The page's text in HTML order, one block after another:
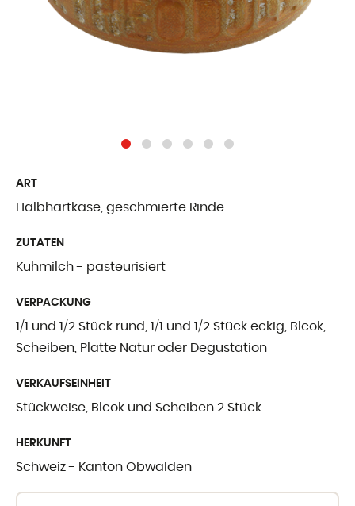
Freiburger
Käse aus dem
die Händler
ART
Halbhartkäse, geschmierte Rinde
ZUTATEN
Kuhmilch - pasteurisiert
VERPACKUNG
1/1 und 1/2 Stück rund, 1/1 und 1/2 Stück eckig, Blcok,
Scheiben, Platte Natur oder Degustation
VERKAUFSEINHEIT
Stückweise, Blcok und Scheiben 2 Stück
HERKUNFT
Schweiz - Kanton Obwalden